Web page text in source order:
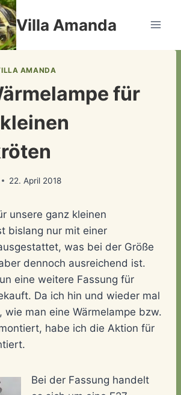
Villa Amanda
AMANDA
für
22. April 2018
unsere ganz kleinen
bislang nur mit einer
was bei der Größe
dennoch ausreichend ist.
eine weitere Fassung für
Da ich hin und wieder mal
wie man eine Wärmelampe bzw.
habe ich die Aktion für
Bei der Fassung handelt